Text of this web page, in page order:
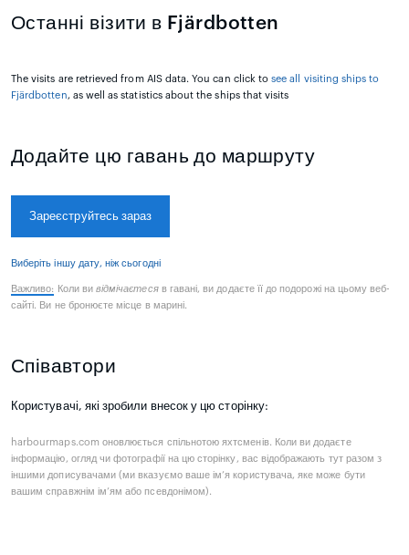
Останні візити в Fjärdbotten
The visits are retrieved from AIS data. You can click tosee all visiting ships to
Fjärdbotten, as well as statistics about the ships that visits
Додайте цю гавань до маршруту
Зареєструйтесь зараз
Виберіть іншу дату, ніж сьогодні
Важливо: Коли ви відмічаєтесяв гавані, ви додаєте її до подорожі на цьому веб-
сайті. Ви не бронюєте місце в марині.
Співавтори
Користувачі, які зробили внесок у цю сторінку:
harbourmaps.com оновлюється спільнотою яхтсменів. Коли ви додаєте
інформацію, огляд чи фотографії на цю сторінку, вас відображають тут разом з
іншими дописувачами (ми вказуємо ваше ім’я користувача, яке може бути
вашим справжнім ім’ям або псевдонімом).